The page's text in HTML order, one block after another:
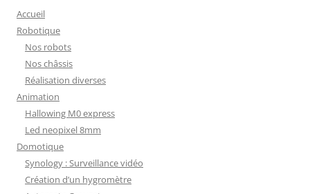
Accueil
Robotique
Nos robots
Nos châssis
Réalisation diverses
Animation
Hallowing M0 express
Led neopixel 8mm
Domotique
Synology : Surveillance vidéo
Création d’un hygromètre